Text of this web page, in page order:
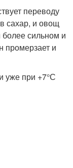
переводу
сахар, и овощ
более сильном и
промерзает и
уже при +7°С